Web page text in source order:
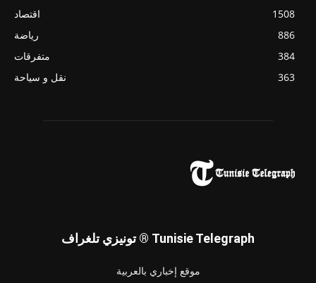
اقتصاد
1508
رياضة
886
متفرقات
384
نقل و سياحة
363
تونيزي تلغراف ® Tunisie Telegraph
موقع إخباري بالعربية